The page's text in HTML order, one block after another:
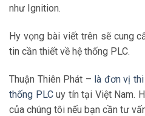
như Ignition.
Hy vọng bài viết trên sẽ cung
tin cần thiết về hệ thống PLC.
Thuận Thiên Phát – là đơn vị
thống PLCuy tín tại Việt Nam.
của chúng tôi nếu bạn cần tư